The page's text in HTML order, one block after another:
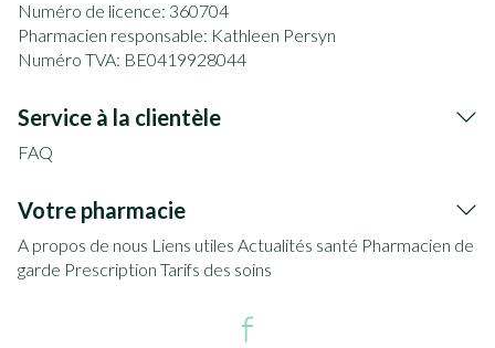
Numéro de licence: 360704
Pharmacien responsable: Kathleen Persyn
Numéro TVA: BE0419928044
Service à la clientèle
FAQ
Votre pharmacie
A propos de nous Liens utiles Actualités santé Pharmacien de
garde Prescription Tarifs des soins